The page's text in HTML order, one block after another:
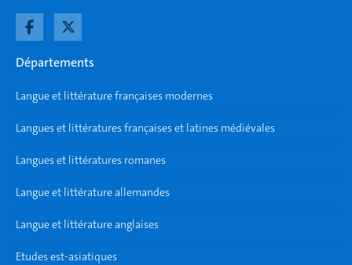
Départements
Langue et littérature françaises modernes
Langues et littératures françaises et latines médiévales
Langues et littératures romanes
Langue et littérature allemandes
Langue et littérature anglaises
Etudes est-asiatiques